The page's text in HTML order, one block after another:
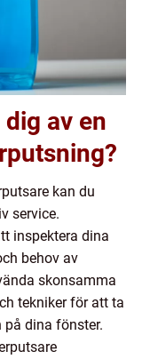
av en
kan du
service.
inspektera dina
behov av
skonsamma
tekniker för att ta
dina fönster.